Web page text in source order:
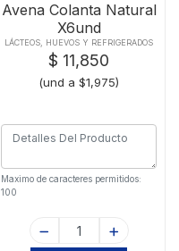
Avena Colanta Natural
X6und
LÁCTEOS, HUEVOS Y REFRIGERADOS
$ 11,850
(und a $1,975)
Maximo de caracteres permitidos:
100